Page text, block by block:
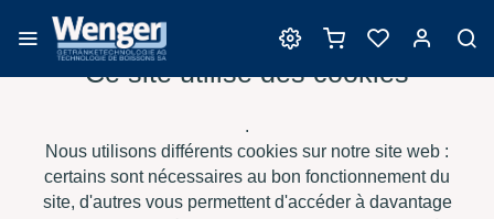
Nutriments de levures
HOME › E-SHOP › VIN › NUTRIMENTS DE LEVURES ›
Ce site utilise des cookies
.
Nous utilisons différents cookies sur notre site web :
certains sont nécessaires au bon fonctionnement du
site, d'autres vous permettent d'accéder à davantage